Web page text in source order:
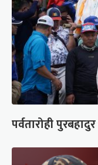
पर्वतारोही